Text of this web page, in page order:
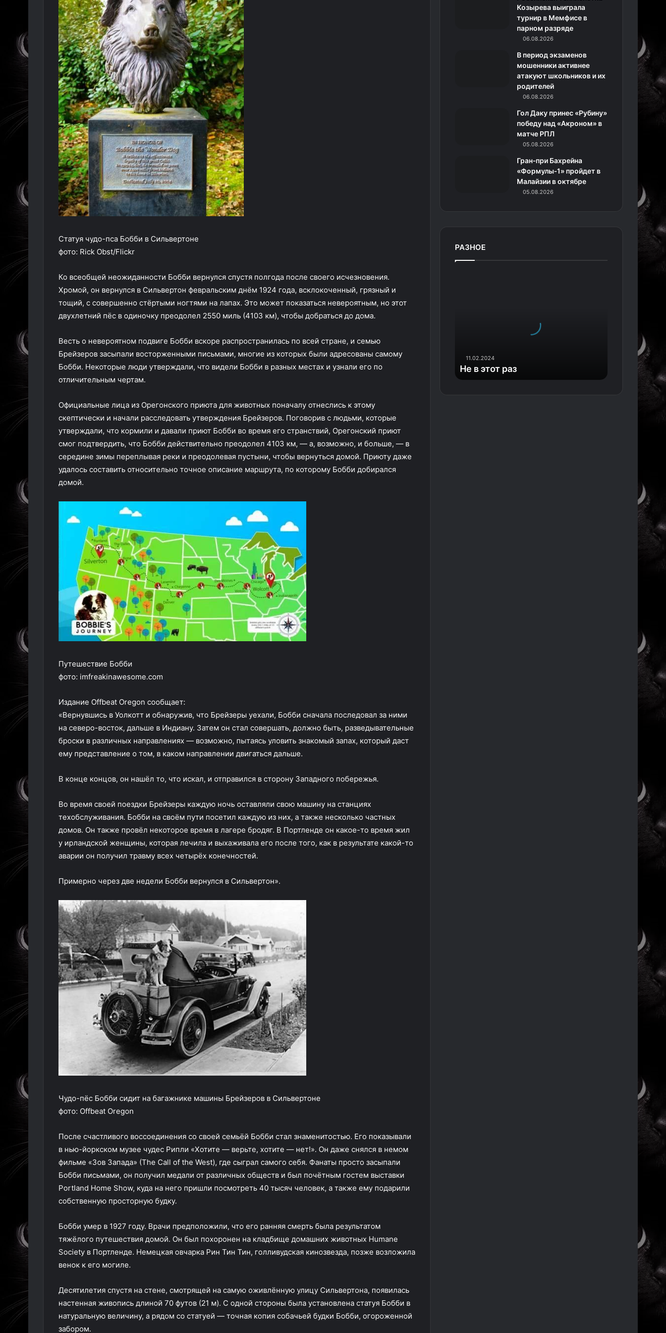
Статуя чудо-пса Бобби в Сильвертоне
фото: Rick Obst/Flickr
Ко всеобщей неожиданности Бобби вернулся спустя полгода после своего исчезновения.
Хромой, он вернулся в Сильвертон февральским днём 1924 года, всклокоченный, грязный и
тощий, с совершенно стёртыми ногтями на лапах. Это может показаться невероятным, но этот
двухлетний пёс в одиночку преодолел 2550 миль (4103 км), чтобы добраться до дома.
Весть о невероятном подвиге Бобби вскоре распространилась по всей стране, и семью
Брейзеров засыпали восторженными письмами, многие из которых были адресованы самому
Бобби. Некоторые люди утверждали, что видели Бобби в разных местах и узнали его по
отличительным чертам.
Официальные лица из Орегонского приюта для животных поначалу отнеслись к этому
скептически и начали расследовать утверждения Брейзеров. Поговорив с людьми, которые
утверждали, что кормили и давали приют Бобби во время его странствий, Орегонский приют
смог подтвердить, что Бобби действительно преодолел 4103 км, — а, возможно, и больше, — в
середине зимы переплывая реки и преодолевая пустыни, чтобы вернуться домой. Приюту даже
удалось составить относительно точное описание маршрута, по которому Бобби добирался
домой.
Путешествие Бобби
фото: imfreakinawesome.com
Издание Offbeat Oregon сообщает:
«Вернувшись в Уолкотт и обнаружив, что Брейзеры уехали, Бобби сначала последовал за ними
на северо-восток, дальше в Индиану. Затем он стал совершать, должно быть, разведывательные
броски в различных направлениях — возможно, пытаясь уловить знакомый запах, который даст
ему представление о том, в каком направлении двигаться дальше.
В конце концов, он нашёл то, что искал, и отправился в сторону Западного побережья.
Во время своей поездки Брейзеры каждую ночь оставляли свою машину на станциях
техобслуживания. Бобби на своём пути посетил каждую из них, а также несколько частных
домов. Он также провёл некоторое время в лагере бродяг. В Портленде он какое-то время жил
у ирландской женщины, которая лечила и выхаживала его после того, как в результате какой-то
аварии он получил травму всех четырёх конечностей.
Примерно через две недели Бобби вернулся в Сильвертон».
Чудо-пёс Бобби сидит на багажнике машины Брейзеров в Сильвертоне
фото: Offbeat Oregon
После счастливого воссоединения со своей семьёй Бобби стал знаменитостью. Его показывали
в нью-йоркском музее чудес Рипли «Хотите — верьте, хотите — нет!». Он даже снялся в немом
фильме «Зов Запада» (The Call of the West), где сыграл самого себя. Фанаты просто засыпали
Бобби письмами, он получил медали от различных обществ и был почётным гостем выставки
Portland Home Show, куда на него пришли посмотреть 40 тысяч человек, а также ему подарили
собственную просторную будку.
Бобби умер в 1927 году. Врачи предположили, что его ранняя смерть была результатом
тяжёлого путешествия домой. Он был похоронен на кладбище домашних животных Humane
Society в Портленде. Немецкая овчарка Рин Тин Тин, голливудская кинозвезда, позже возложила
венок к его могиле.
Десятилетия спустя на стене, смотрящей на самую оживлённую улицу Сильвертона, появилась
настенная живопись длиной 70 футов (21 м). С одной стороны была установлена статуя Бобби в
натуральную величину, а рядом со статуей — точная копия собачьей будки Бобби, огороженной
забором.
a
m
с
с
и
к
m
Козырева выиграла
турнир в Мемфисе в
парном разряде
06.08.2026
В период экзаменов
мошенники активнее
атакуют школьников и их
родителей
06.08.2026
Гол Даку принес «Рубину»
победу над «Акроном» в
матче РПЛ
05.08.2026
Гран‑при Бахрейна
«Формулы‑1» пройдет в
Малайзии в октябре
05.08.2026
РАЗНОЕ
а
11.02.2024
Не в этот раз